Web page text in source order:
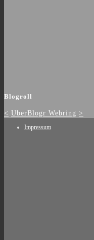
Blogroll
< UberBlogr Webring >
Impressum